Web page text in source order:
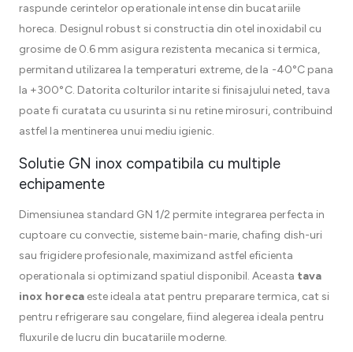
raspunde cerintelor operationale intense din bucatariile
horeca. Designul robust si constructia din otel inoxidabil cu
grosime de 0.6 mm asigura rezistenta mecanica si termica,
permitand utilizarea la temperaturi extreme, de la -40°C pana
la +300°C. Datorita colturilor intarite si finisajului neted, tava
poate fi curatata cu usurinta si nu retine mirosuri, contribuind
astfel la mentinerea unui mediu igienic.
Solutie GN inox compatibila cu multiple
echipamente
Dimensiunea standard GN 1/2 permite integrarea perfecta in
cuptoare cu convectie, sisteme bain-marie, chafing dish-uri
sau frigidere profesionale, maximizand astfel eficienta
operationala si optimizand spatiul disponibil. Aceasta tava
inox horecaeste ideala atat pentru preparare termica, cat si
pentru refrigerare sau congelare, fiind alegerea ideala pentru
fluxurile de lucru din bucatariile moderne.